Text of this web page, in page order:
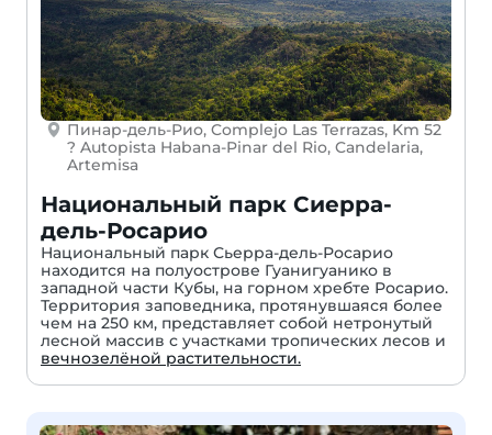
Пинар-дель-Рио, Complejo Las Terrazas, Km 52
? Autopista Habana-Pinar del Rio, Candelaria,
Artemisa
Национальный парк Сиерра-
дель-Росарио
Национальный парк Сьерра-дель-Росарио
находится на полуострове Гуанигуанико в
западной части Кубы, на горном хребте Росарио.
Территория заповедника, протянувшаяся более
чем на 250 км, представляет собой нетронутый
лесной массив с участками тропических лесов и
вечнозелёной растительности.